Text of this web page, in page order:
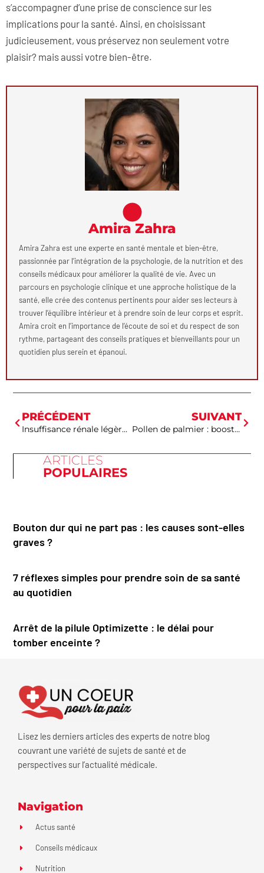
s’accompagner d’une prise de conscience sur les
implications pour la santé. Ainsi, en choisissant
judicieusement, vous préservez non seulement votre
plaisir? mais aussi votre bien-être.
Amira Zahra
Amira Zahra est une experte en santé mentale et bien-être,
passionnée par l’intégration de la psychologie, de la nutrition et des
conseils médicaux pour améliorer la qualité de vie. Avec un
parcours en psychologie clinique et une approche holistique de la
santé, elle crée des contenus pertinents pour aider ses lecteurs à
trouver l’équilibre intérieur et à prendre soin de leur corps et esprit.
Amira croit en l’importance de l’écoute de soi et du respect de son
rythme, partageant des conseils pratiques et bienveillants pour un
quotidien plus serein et épanoui.
PRÉCÉDENT
Insuffisance rénale légère : ces signes insidieux qui passent inaperçus
SUIVANT
Pollen de palmier : booster naturel de fertilité méconnu et efficace
ARTICLES
POPULAIRES
Bouton dur qui ne part pas : les causes sont-elles
graves ?
7 réflexes simples pour prendre soin de sa santé
au quotidien
Arrêt de la pilule Optimizette : le délai pour
tomber enceinte ?
Lisez les derniers articles des experts de notre blog
couvrant une variété de sujets de santé et de
perspectives sur l’actualité médicale.
Navigation
Actus santé
Conseils médicaux
Nutrition